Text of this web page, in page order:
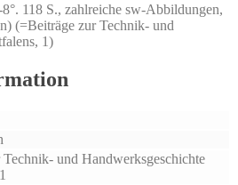
118 S., zahlreiche sw-Abbildungen,
(=Beiträge zur Technik- und
1)
und Handwerksgeschichte